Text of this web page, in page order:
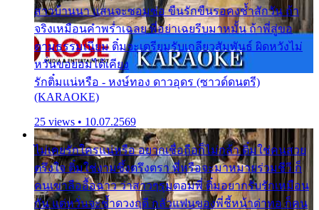
สาวบ้านนา แสนจะซอมซ่อ ขืนรักขืนรอคงช้ำสักวัน ถ้า
จริงเหมือนคำพร่ำเฉลย พี่อย่าเฉยรีบมาหมั้น ถ้าพี่สู่ขอ
ตามธรรมเนียม ติ๋มจะเตรียมรับเกลียวสัมพันธ์ ผิดหวังไม่
หวั่นขอยอมได้เคียง
รักติ๋มแน่หรือ - หงษ์ทอง ดาวอุดร (ซาวด์ดนตรี)
(KARAOKE)
25 views • 10.07.2569
ไม่เคยรักใครแน่หรือ อยากเชื่อถือก็ไม่กล้า ติ๋มใช่คนสวย
ตรึงใจ ติ๋มใช่งามซึ้งตรึงตรา พี่หรือจะมาหมายร่วมชีวี ก็
คนเขาลืออื้อฉาว ว่าสาวๆรุมตอมพี่ ติ๋มอยากรับรักเหมือน
กัน แต่หวั่นจะช้ำดวงฤดี กลัวแฟนของพี่ชี้หน้าด่าทอ ก็คน